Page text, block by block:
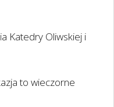
Katedry Oliwskiej i
to wieczorne